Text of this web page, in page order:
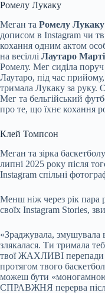
Ромелу Лукаку
Меган та Ромелу Лукаку
дописом в Instagram чи
кохання одним актом
на весіллі Лаутаро
Ромелу. Мег сиділа
Лаутаро, під час
тримала Лукаку за руку.
Мег та бельгійський
про те, що їхнє кохання
Клей Томпсон
Меган та зірка
липні 2025 року після
Instagram спільні
Менш ніж через рік пара
своїх Instagram Stories,
«Зраджувала,
злякалася. Ти тримала
твої ЖАХЛИВІ перепади
протягом твого
можеш бути
СПРАВЖНЯ перерва